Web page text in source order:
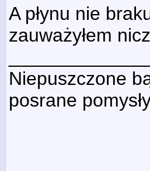
A płynu nie
zauważyłem
Niepuszczone
posrane